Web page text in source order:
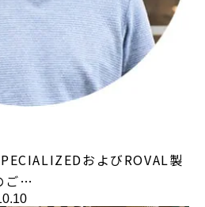
およびROVAL製
ご…